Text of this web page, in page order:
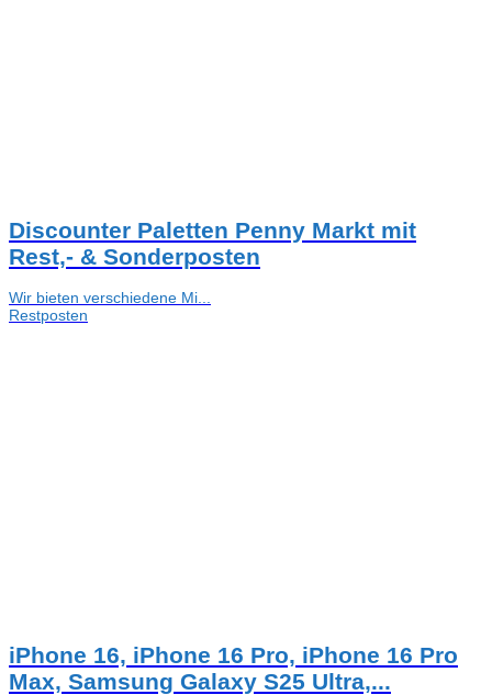
Discounter Paletten Penny Markt mit
Rest,- & Sonderposten
Wir bieten verschiedene Mi...
Restposten
iPhone 16, iPhone 16 Pro, iPhone 16 Pro
Max, Samsung Galaxy S25 Ultra,...